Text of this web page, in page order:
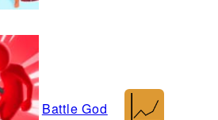
Battle God